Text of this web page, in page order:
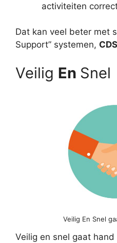
activiteiten
Dat kan veel beter met
Support” systemen,
Veilig En Snel
Veilig En Snel
Veilig en snel gaat